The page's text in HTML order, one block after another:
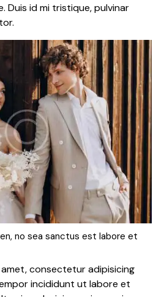
Duis id mi tristique, pulvinar
no sea sanctus est labore et
consectetur adipisicing
incididunt ut labore et